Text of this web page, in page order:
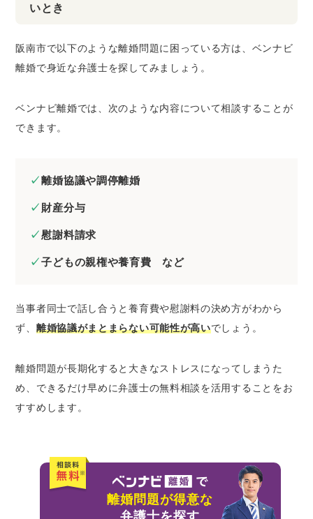
いとき
阪南市で以下のような離婚問題に困っている方は、ベンナビ
離婚で身近な弁護士を探してみましょう。
ベンナビ離婚では、次のような内容について相談することが
できます。
離婚協議や調停離婚
財産分与
慰謝料請求
子どもの親権や養育費 など
当事者同士で話し合うと養育費や慰謝料の決め方がわから
ず、 離婚協議がまとまらない可能性が高いでしょう。
離婚問題が長期化すると大きなストレスになってしまうた
め、できるだけ早めに弁護士の無料相談を活用することをお
すすめします。
離婚問題が得意な